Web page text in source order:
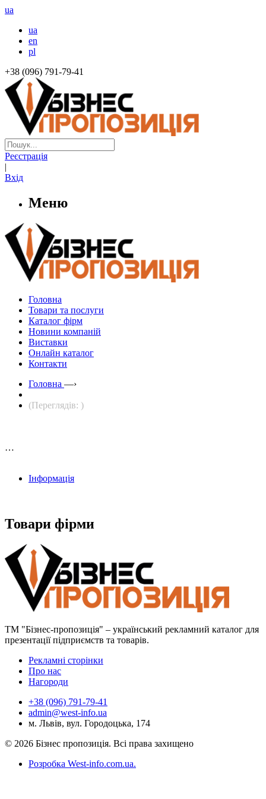
ua
ua
en
pl
+38 (096) 791-79-41
Реєстрація
|
Вхід
Меню
Головна
Товари та послуги
Каталог фірм
Новини компаній
Виставки
Онлайн каталог
Контакти
Головна —›
(Переглядів: )
…
Інформація
Товари фірми
ТМ "Бізнес-пропозиція" – український рекламний каталог для
презентації підприємств та товарів.
Рекламні сторінки
Про нас
Нагороди
+38 (096) 791-79-41
admin@west-info.ua
м. Львів, вул. Городоцька, 174
© 2026 Бізнес пропозиція. Всі права захищено
Розробка West-info.com.ua.